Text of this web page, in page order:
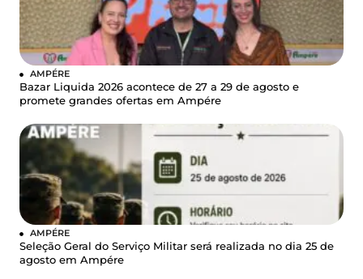
AMPÉRE
Bazar Liquida 2026 acontece de 27 a 29 de agosto e
promete grandes ofertas em Ampére
AMPÉRE
Seleção Geral do Serviço Militar será realizada no dia 25 de
agosto em Ampére